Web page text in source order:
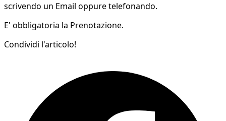
scrivendo un Email oppure telefonando.
E' obbligatoria la Prenotazione.
Condividi l'articolo!